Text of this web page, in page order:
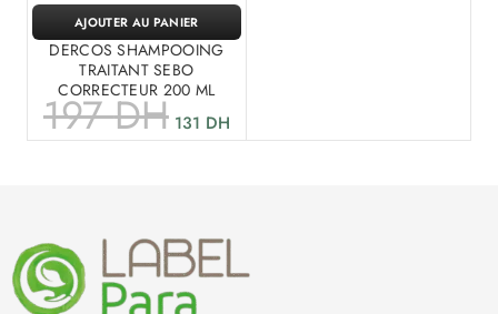
DERCOS SHAMPOOING
TRAITANT SEBO
CORRECTEUR 200 ML
197DH 131 DH
AJOUTER AU PANIER